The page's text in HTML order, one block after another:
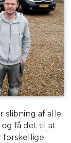
slibning af alle
få det til at
forskellige